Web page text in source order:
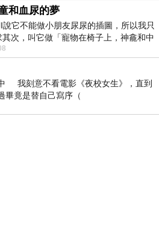
和血尿的夢
說它不能做小朋友尿尿的插圖，所以我只
其次，叫它做「寵物在椅子上，神龕和中
的畫了。 六月底
我刻意不看電影《夜校女生》，直到
畢竟是替自己寫序（